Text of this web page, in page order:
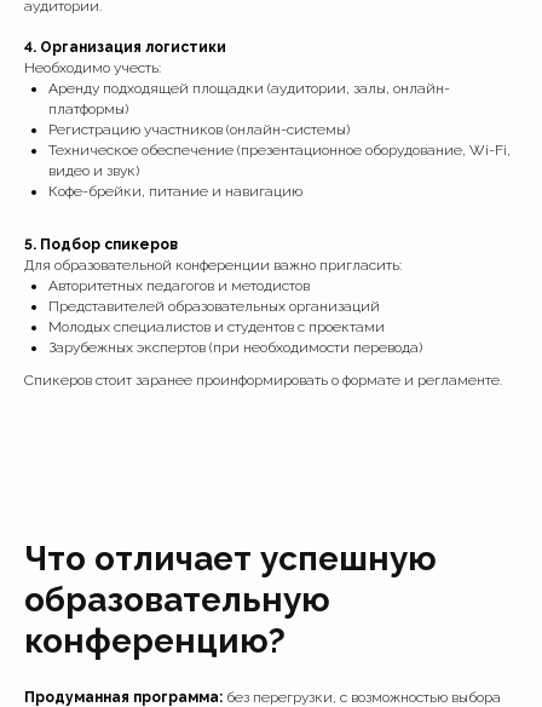
аудитории.
4. Организация логистики
Необходимо учесть:
Аренду подходящей площадки (аудитории, залы, онлайн-
платформы)
Регистрацию участников (онлайн-системы)
Техническое обеспечение (презентационное оборудование, Wi-Fi,
видео и звук)
Кофе-брейки, питание и навигацию
5. Подбор спикеров
Для образовательной конференции важно пригласить:
Авторитетных педагогов и методистов
Представителей образовательных организаций
Молодых специалистов и студентов с проектами
Зарубежных экспертов (при необходимости перевода)
Спикеров стоит заранее проинформировать о формате и регламенте.
Что отличает успешную
образовательную
конференцию?
Продуманная программа: без перегрузки, с возможностью выбора